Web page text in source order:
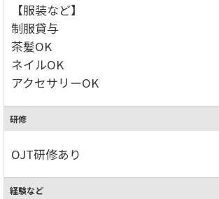
【服装など】
制服貸与
茶髪OK
ネイルOK
アクセサリーOK
研修
OJT研修あり
経験など